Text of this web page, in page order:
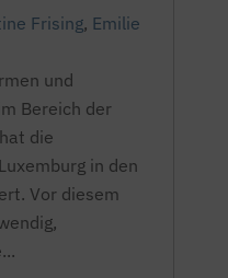
Frising, Emilie
und
Bereich der
die
in den
Vor diesem